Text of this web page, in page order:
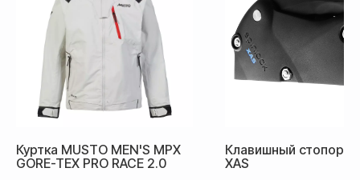
Куртка MUSTO MEN'S MPX
GORE-TEX PRO RACE 2.0
Клавишный стопор
XAS
Доставка
Доставка товара осуществляется
По России — 300₽,
срок доставки 2-3 дня